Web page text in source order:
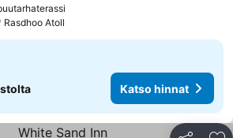
Rasdhoo Atoll
Katso hinnat